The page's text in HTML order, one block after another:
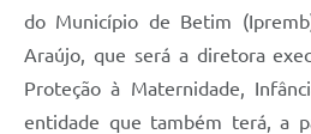
do Município de Betim
Araújo, que será a diretora
Proteção à Maternidade,
entidade que também terá, a